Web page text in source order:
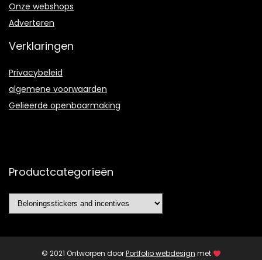
Onze webshops
Adverteren
Verklaringen
Privacybeleid
algemene voorwaarden
Gelieerde openbaarmaking
Productcategorieën
© 2021 Ontworpen doorPortfolio webdesign met